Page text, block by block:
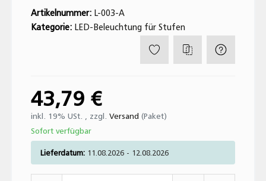
Artikelnummer: L-003-A
Kategorie: LED-Beleuchtung für Stufen
43,79 €
inkl. 19% USt. , zzgl. Versand (Paket)
Sofort verfügbar
Lieferdatum: 11.08.2026 - 12.08.2026